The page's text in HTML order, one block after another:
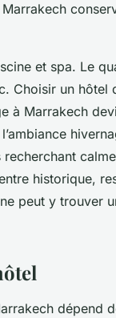
et spa. Le
Choisir un hôtel
à Marrakech
historique,
peut y trouver
dépend